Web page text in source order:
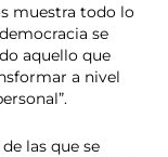
muestra todo lo
se
aquello que
a nivel
las que se